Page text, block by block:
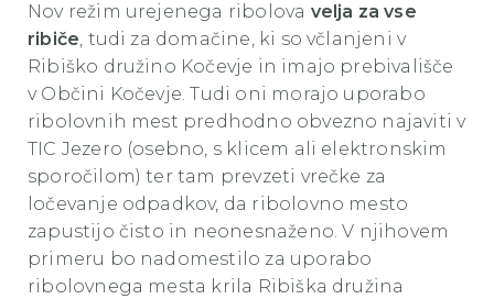
Nov režim urejenega ribolova velja za vse
ribiče, tudi za domačine, ki so včlanjeni v
Ribiško družino Kočevje in imajo prebivališče
v Občini Kočevje. Tudi oni morajo uporabo
ribolovnih mest predhodno obvezno najaviti v
TIC Jezero (osebno, s klicem ali elektronskim
sporočilom) ter tam prevzeti vrečke za
ločevanje odpadkov, da ribolovno mesto
zapustijo čisto in neonesnaženo. V njihovem
primeru bo nadomestilo za uporabo
ribolovnega mesta krila Ribiška družina